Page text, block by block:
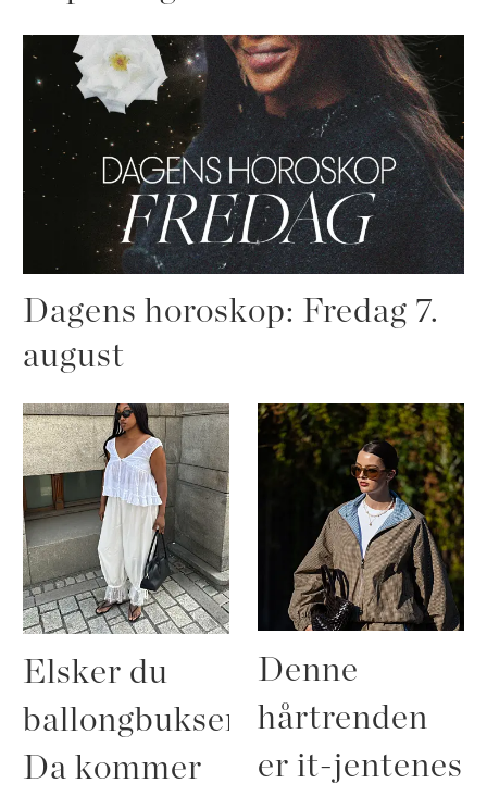
Dagens horoskop: Fredag 7.
august
Elsker du
ballongbukser?
Da kommer
Denne
hårtrenden
er it-jentenes